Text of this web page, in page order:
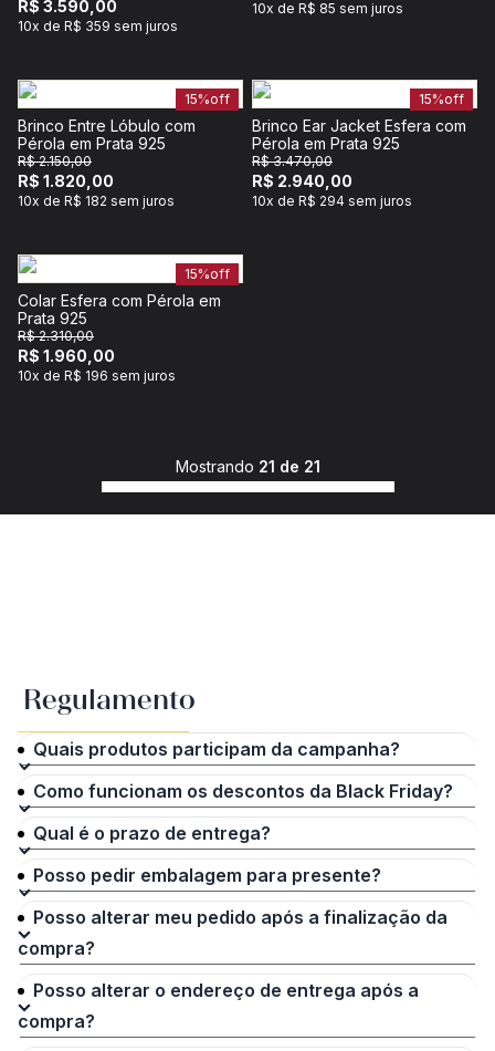
R$ 3.590,00
10x de R$ 359 sem juros
10x de R$ 85 sem juros
15%off
Brinco Entre Lóbulo com
Pérola em Prata 925
R$ 2.150,00
R$ 1.820,00
10x de R$ 182 sem juros
15%off
Brinco Ear Jacket Esfera com
Pérola em Prata 925
R$ 3.470,00
R$ 2.940,00
10x de R$ 294 sem juros
15%off
Colar Esfera com Pérola em
Prata 925
R$ 2.310,00
R$ 1.960,00
10x de R$ 196 sem juros
Mostrando 21 de 21
Regulamento
Quais produtos participam da campanha?
Como funcionam os descontos da Black Friday?
Qual é o prazo de entrega?
Posso pedir embalagem para presente?
Posso alterar meu pedido após a finalização da
compra?
Posso alterar o endereço de entrega após a
compra?